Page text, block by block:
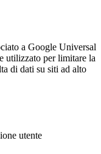
a Google Universal
utilizzato per limitare la
di dati su siti ad alto
utente